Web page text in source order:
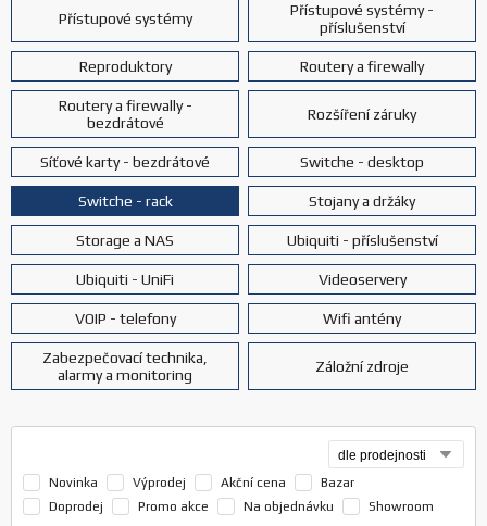
Přístupové systémy
Přístupové systémy -
příslušenství
Reproduktory Routery a firewally
Routery a firewally -
bezdrátové
Rozšíření záruky
Síťové karty - bezdrátové Switche - desktop
Switche - rack Stojany a držáky
Storage a NAS Ubiquiti - příslušenství
Ubiquiti - UniFi Videoservery
VOIP - telefony Wifi antény
Zabezpečovací technika,
alarmy a monitoring
Záložní zdroje
Novinka Výprodej Akční cena
Bazar
Doprodej
Promo akce Na objednávku
Showroom